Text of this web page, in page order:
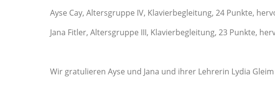
Ayse Cay, Altersgruppe IV, Klavierbegleitung, 24 Punkte,
Jana Fitler, Altersgruppe III, Klavierbegleitung, 23 Punkte,
Wir gratulieren Ayse und Jana und ihrer Lehrerin Lydia